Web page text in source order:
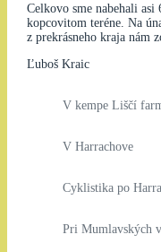
Celkovo sme nabehali
kopcovitom teréne. Na
z prekrásneho kraja nám
Ľuboš Kraic
V kempe Liščí
V Harrachove
Cyklistika po
Pri Mumlavských